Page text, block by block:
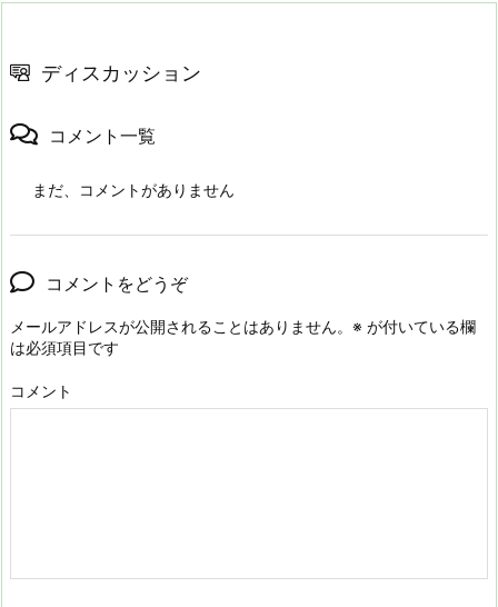
ディスカッション
コメント一覧
まだ、コメントがありません
コメントをどうぞ
メールアドレスが公開されることはありません。 ※ が付いている欄
は必須項目です
コメント